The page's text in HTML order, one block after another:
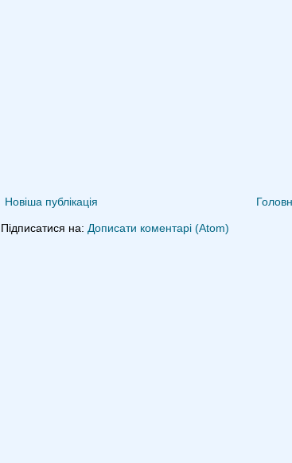
Новіша публікація
Підписатися на: Дописати коментарі (Atom)